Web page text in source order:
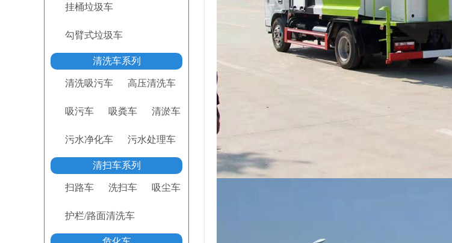
挂桶垃圾车
勾臂式垃圾车
清洗车系列
清洗吸污车 高压清洗车
吸污车 吸粪车 清淤车
污水净化车 污水处理车
清扫车系列
扫路车 洗扫车 吸尘车
护栏/路面清洗车